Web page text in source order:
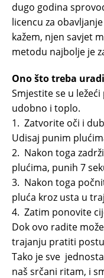
dugo godina
licencu za
kažem, njen savjet
metodu najbolje je
Ono što treba
Smjestite se u
udobno i toplo.
1. Zatvorite oči i
Udisaj punim
2. Nakon toga
plućima, punih 7
3. Nakon toga
pluća kroz usta u
4. Zatim ponovite
Dok ovo radite
trajanju pratiti
Tako je sve
naš srčani ritam, i